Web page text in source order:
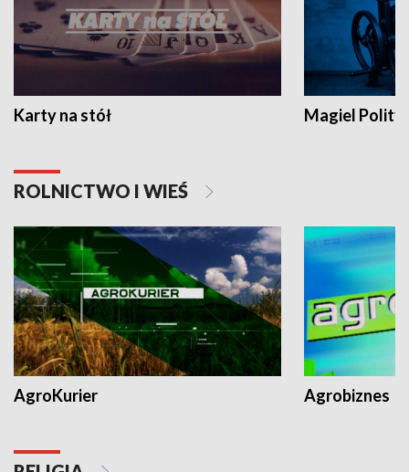
Karty na stół Magiel
ROLNICTWO I WIEŚ
AgroKurier Agrobiznes